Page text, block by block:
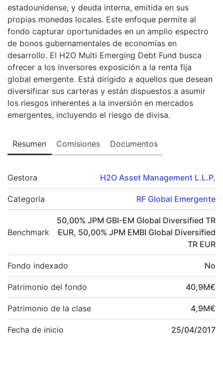
estadounidense, y deuda interna, emitida en sus
propias monedas locales. Este enfoque permite al
fondo capturar oportunidades en un amplio espectro
de bonos gubernamentales de economías en
desarrollo. El H2O Multi Emerging Debt Fund busca
ofrecer a los inversores exposición a la renta fija
global emergente. Está dirigido a aquellos que desean
diversificar sus carteras y están dispuestos a asumir
los riesgos inherentes a la inversión en mercados
emergentes, incluyendo el riesgo de divisa.
Resumen Comisiones Documentos
Gestora H2O Asset Management L.L.P.
Categoría RF Global Emergente
Benchmark
50,00% JPM GBI-EM Global Diversified TR
EUR, 50,00% JPM EMBI Global Diversified
TR EUR
Fondo indexado No
Patrimonio del fondo 40,9M€
Patrimonio de la clase 4,9M€
Fecha de inicio 25/04/2017